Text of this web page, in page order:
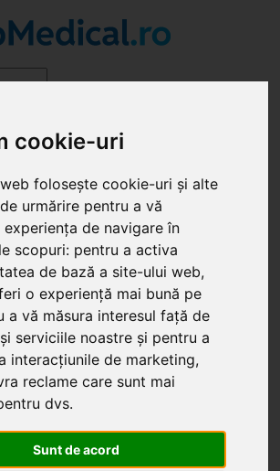
cookie-uri
folosește cookie-uri și alte
urmărire pentru a vă
de navigare în
scopuri: pentru a activa
de bază a site-ului web,
o experiență mai bună pe
a vă măsura interesul față de
serviciile noastre și pentru a
interacțiunile de marketing,
reclame care sunt mai
dvs.
Sunt de acord